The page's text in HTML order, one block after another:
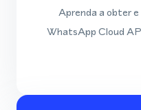
Aprenda a obter
WhatsApp Cloud